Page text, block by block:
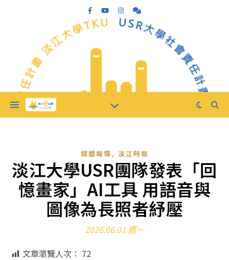
媒體報導, 淡江時報
淡江大學USR團隊發表「回
憶畫家」AI工具 用語音與
圖像為長照者紓壓
2026.06.01 週一
文章瀏覽人次： 72